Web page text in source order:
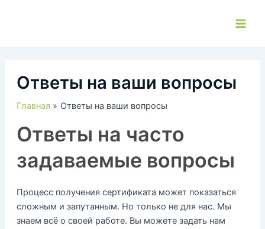
Ответы на ваши вопросы
Главная Ответы на ваши вопросы
Ответы на часто
задаваемые вопросы
Процесс получения сертификата может показаться
сложным и запутанным. Но только не для нас. Мы
знаем всё о своей работе. Вы можете задать нам